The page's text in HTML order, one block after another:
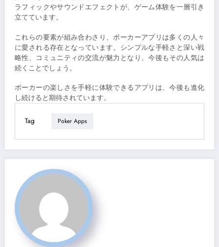
ラフィックやサウンドエフェクトが、ゲーム体験を一層引き
立てています。
これらの要素が組み合わさり、ポーカーアプリは多くの人々
に愛される存在となっています。シンプルな手軽さと深い戦
略性、コミュニティの交流が魅力となり、今後もその人気は
続くことでしょう。
ポーカーの楽しさを手軽に体験できるアプリは、今後も進化
し続けると期待されています。
Tag Poker Apps